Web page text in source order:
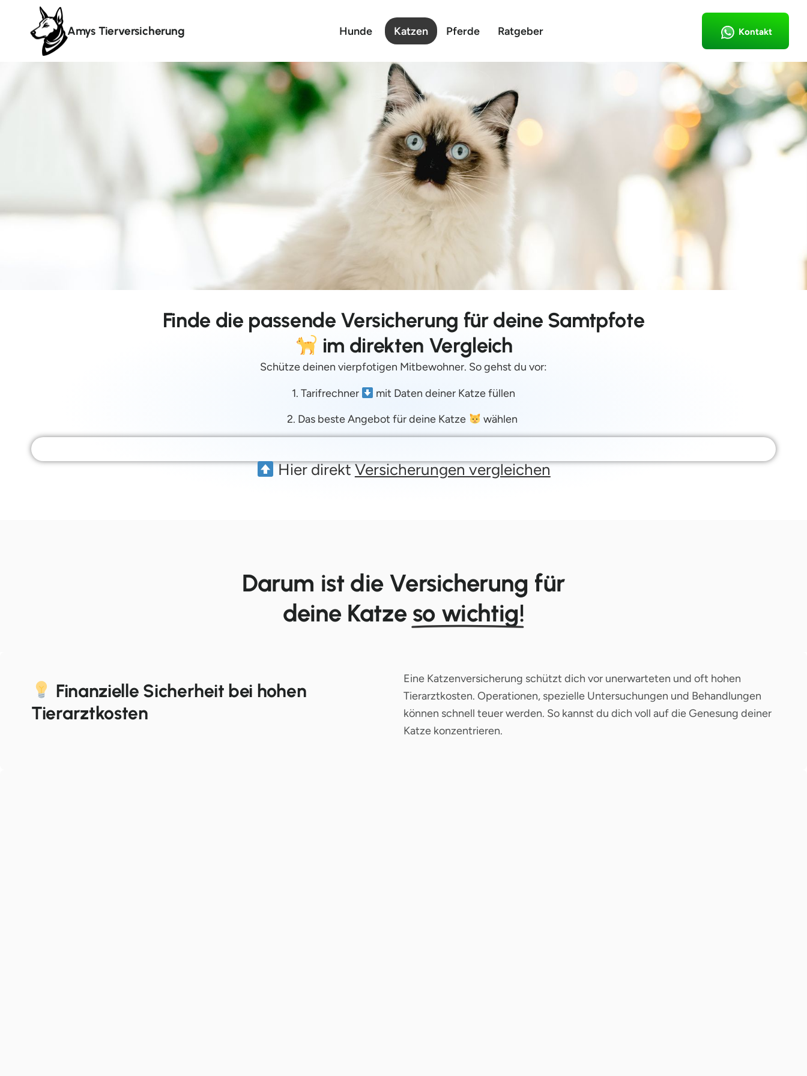
Amys Tierversicherung Hunde Katzen Pferde Ratgeber Kontakt
Finde die passende Versicherung für deine Samtpfote
im direkten Vergleich
Schütze deinen vierpfotigen Mitbewohner. So gehst du vor:
1. Tarifrechner
mit Daten deiner Katze füllen
2. Das beste Angebot für deine Katze
wählen
Hier direktVersicherungen vergleichen
Darum ist die Versicherung für
deine Katze so wichtig!
Finanzielle Sicherheit bei hohen
Tierarztkosten
Eine Katzenversicherung schützt dich vor unerwarteten und oft hohen
Tierarztkosten. Operationen, spezielle Untersuchungen und Behandlungen
können schnell teuer werden. So kannst du dich voll auf die Genesung deiner
Katze konzentrieren.